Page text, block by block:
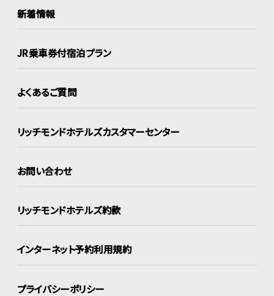
新着情報
JR乗車券付宿泊プラン
よくあるご質問
リッチモンドホテルズカスタマーセンター
お問い合わせ
リッチモンドホテルズ約款
インターネット予約利用規約
プライバシーポリシー